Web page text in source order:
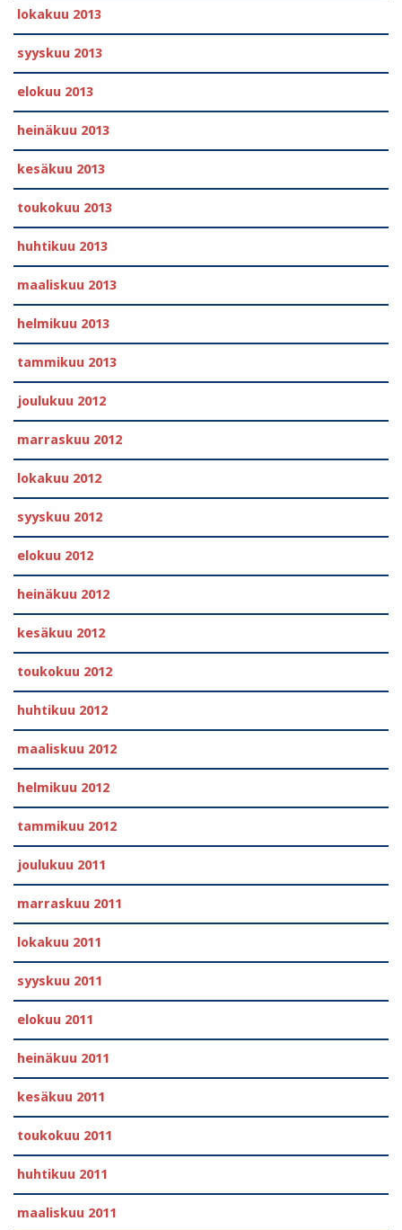
lokakuu 2013
syyskuu 2013
elokuu 2013
heinäkuu 2013
kesäkuu 2013
toukokuu 2013
huhtikuu 2013
maaliskuu 2013
helmikuu 2013
tammikuu 2013
joulukuu 2012
marraskuu 2012
lokakuu 2012
syyskuu 2012
elokuu 2012
heinäkuu 2012
kesäkuu 2012
toukokuu 2012
huhtikuu 2012
maaliskuu 2012
helmikuu 2012
tammikuu 2012
joulukuu 2011
marraskuu 2011
lokakuu 2011
syyskuu 2011
elokuu 2011
heinäkuu 2011
kesäkuu 2011
toukokuu 2011
huhtikuu 2011
maaliskuu 2011